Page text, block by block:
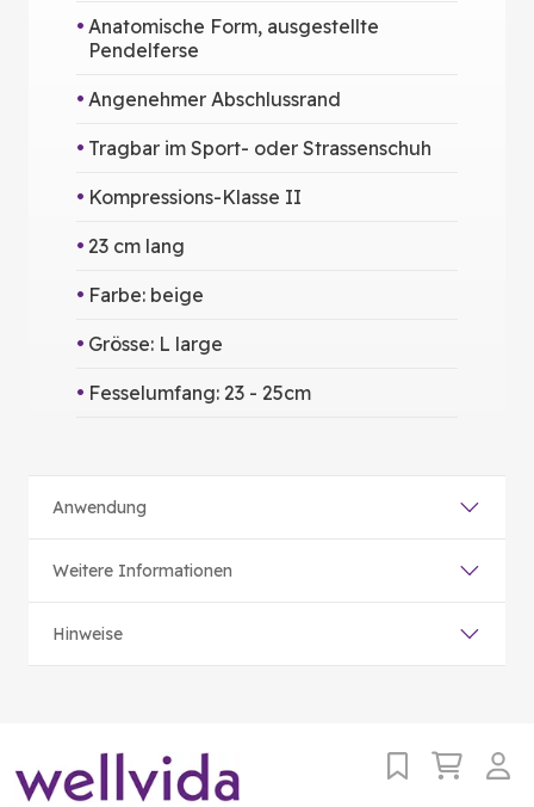
Anatomische Form, ausgestellte
Pendelferse
Angenehmer Abschlussrand
Tragbar im Sport- oder Strassenschuh
Kompressions-Klasse II
23 cm lang
Farbe: beige
Grösse: L large
Fesselumfang: 23 - 25cm
Anwendung
Weitere Informationen
Hinweise